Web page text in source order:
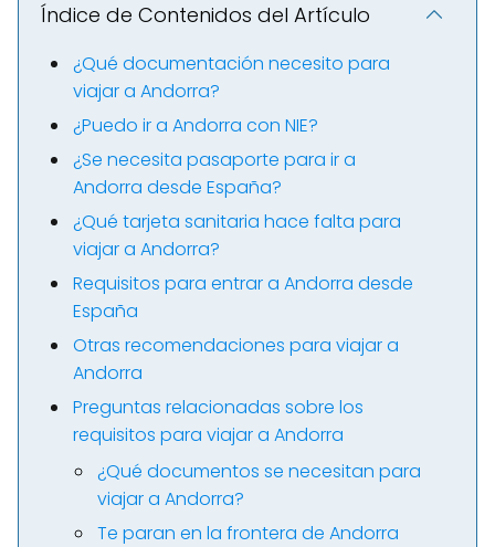
Índice de Contenidos del Artículo
¿Qué documentación necesito para
viajar a Andorra?
¿Puedo ir a Andorra con NIE?
¿Se necesita pasaporte para ir a
Andorra desde España?
¿Qué tarjeta sanitaria hace falta para
viajar a Andorra?
Requisitos para entrar a Andorra desde
España
Otras recomendaciones para viajar a
Andorra
Preguntas relacionadas sobre los
requisitos para viajar a Andorra
¿Qué documentos se necesitan para
viajar a Andorra?
Te paran en la frontera de Andorra